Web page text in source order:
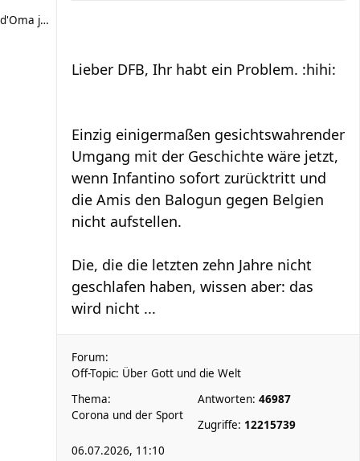
d'Oma joggt
Lieber DFB, Ihr habt ein Problem. :hihi:
Einzig einigermaßen gesichtswahrender
Umgang mit der Geschichte wäre jetzt,
wenn Infantino sofort zurücktritt und
die Amis den Balogun gegen Belgien
nicht aufstellen.
Die, die die letzten zehn Jahre nicht
geschlafen haben, wissen aber: das
wird nicht ...
Forum:
Off-Topic: Über Gott und die Welt
Thema:
Corona und der Sport
Antworten: 46987
Zugriffe: 12215739
06.07.2026, 11:10